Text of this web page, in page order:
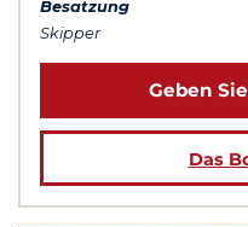
Besatzung
Skipper
Geben
Das